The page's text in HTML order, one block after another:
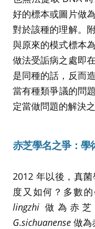
好的標本或圖片做
對於該種的理解。
與原來的模式標本
做法受詬病之處即
是同種的話，反而
當有種類爭議的問
定當做問題的解決
赤芝學名之爭：學
2012 年以後，真
度又如何？多數
lingzhi 做為赤
G.sichuanense 做為